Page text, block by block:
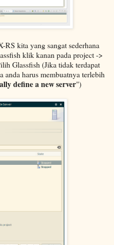
RS kita yang sangat sederhana
klik kanan pada project ->
Glassfish (Jika tidak terdapat
anda harus membuatnya terlebih
define a new server")